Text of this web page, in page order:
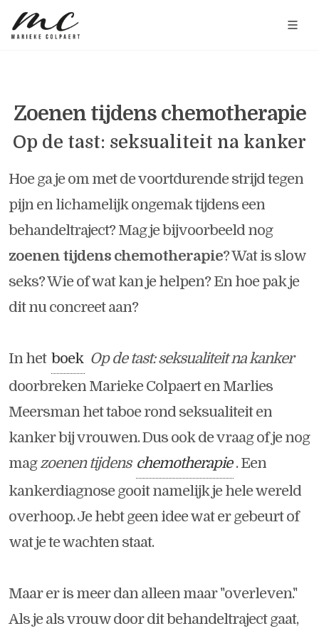
Zoenen tijdens chemotherapie
Op de tast: seksualiteit na kanker
Hoe ga je om met de voortdurende strijd tegen
pijn en lichamelijk ongemak tijdens een
behandeltraject? Mag je bijvoorbeeld nog
zoenen tijdens chemotherapie? Wat is slow
seks? Wie of wat kan je helpen? En hoe pak je
dit nu concreet aan?
In het boek Op de tast: seksualiteit na kanker
doorbreken Marieke Colpaert en Marlies
Meersman het taboe rond seksualiteit en
kanker bij vrouwen. Dus ook de vraag of je nog
magzoenen tijdens chemotherapie . Een
kankerdiagnose gooit namelijk je hele wereld
overhoop. Je hebt geen idee wat er gebeurt of
wat je te wachten staat.
Maar er is meer dan alleen maar "overleven."
Als je als vrouw door dit behandeltraject gaat,